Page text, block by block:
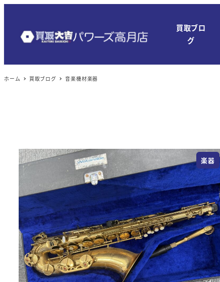
ン
テ
買取ブロ
グ
ホーム 買取ブログ 音楽機材楽器
楽器